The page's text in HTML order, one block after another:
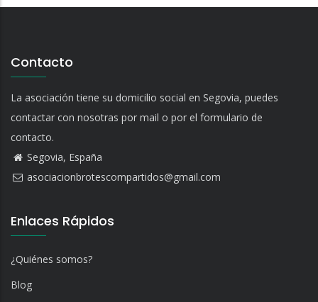
Contacto
La asociación tiene su domicilio social en Segovia, puedes
contactar con nosotras por mail o por el formulario de
contacto.
Segovia, España
asociacionbrotescompartidos@gmail.com
Enlaces Rápidos
¿Quiénes somos?
Blog